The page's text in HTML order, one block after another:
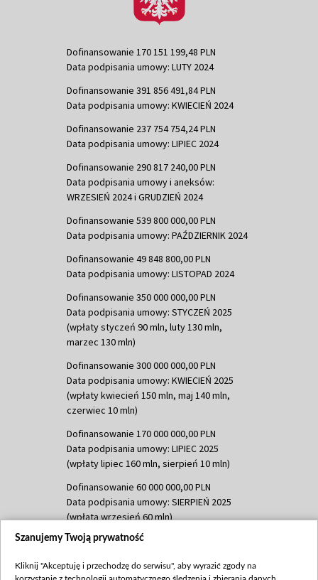
Dofinansowanie 170 151 199,48 PLN
Data podpisania umowy: LUTY 2024
Dofinansowanie 391 856 491,84 PLN
Data podpisania umowy: KWIECIEŃ 2024
Dofinansowanie 237 754 754,24 PLN
Data podpisania umowy: LIPIEC 2024
Dofinansowanie 290 817 240,00 PLN
Data podpisania umowy i aneksów:
WRZESIEŃ 2024 i GRUDZIEŃ 2024
Dofinansowanie 539 800 000,00 PLN
Data podpisania umowy: PAŹDZIERNIK 2024
Dofinansowanie 49 848 800,00 PLN
Data podpisania umowy: LISTOPAD 2024
Dofinansowanie 350 000 000,00 PLN
Data podpisania umowy: STYCZEŃ 2025
(wpłaty styczeń 90 mln, luty 130 mln,
marzec 130 mln)
Dofinansowanie 300 000 000,00 PLN
Data podpisania umowy: KWIECIEŃ 2025
(wpłaty kwiecień 150 mln, maj 140 mln,
czerwiec 10 mln)
Dofinansowanie 170 000 000,00 PLN
Data podpisania umowy: LIPIEC 2025
(wpłaty lipiec 160 mln, sierpień 10 mln)
Dofinansowanie 60 000 000,00 PLN
Data podpisania umowy: SIERPIEŃ 2025
(wpłata wrzesień 60 mln)
Dofinansowanie 635 783 051,21 PLN
(wpłata wrzesień 100 mln, październik 350
Szanujemy Twoją prywatność
Kliknij "Akceptuję i przechodzę do serwisu", aby wyrazić zgody na